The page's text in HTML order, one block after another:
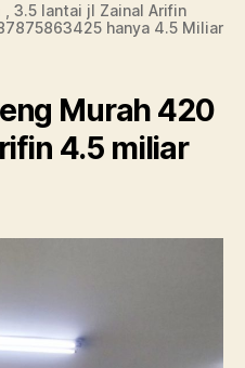
, 3.5 lantai jl Zainal Arifin
hanya 4.5 Miliar
Murah 420
4.5 miliar